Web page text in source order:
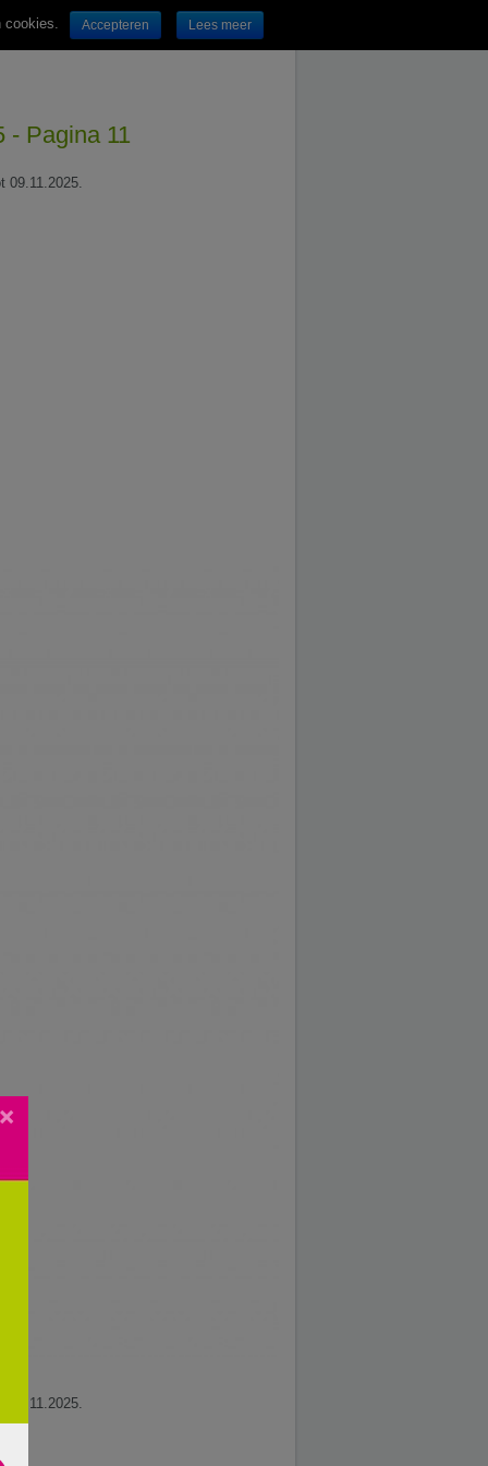
- Pagina 11
09.11.2025.
09.11.2025.
cookies. Accepteren Lees meer
×